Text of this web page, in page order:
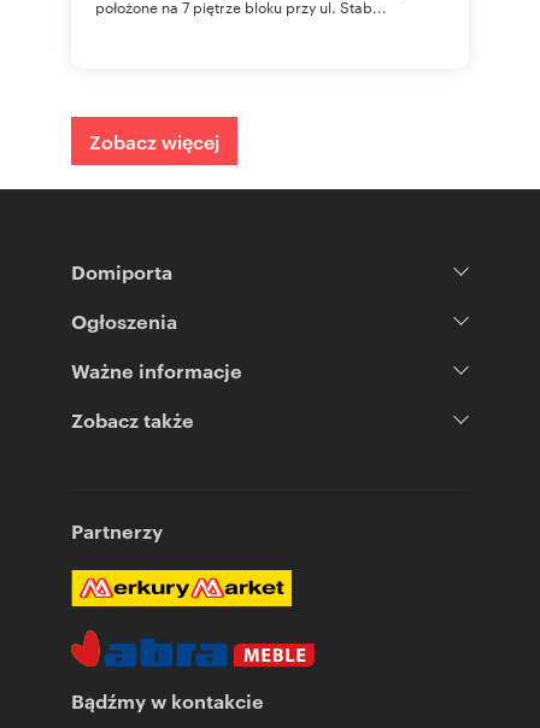
położone na 7 piętrze bloku przy ul. Stab...
Zobacz więcej
Domiporta
Ogłoszenia
Ważne informacje
Zobacz także
Partnerzy
Bądźmy w kontakcie